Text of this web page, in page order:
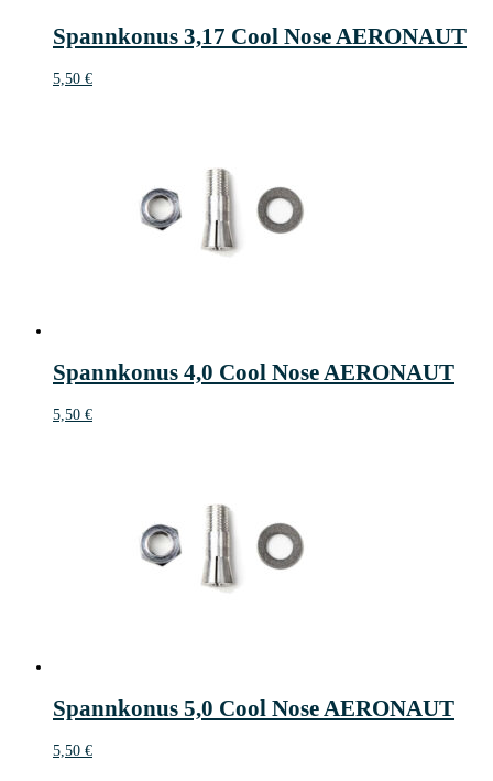
Spannkonus 3,17 Cool Nose AERONAUT
5,50 €
Spannkonus 4,0 Cool Nose AERONAUT
5,50 €
Spannkonus 5,0 Cool Nose AERONAUT
5,50 €